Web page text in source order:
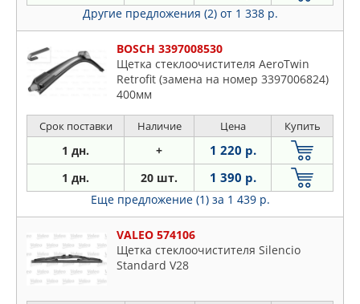
Другие предложения (2) от 1 338 р.
BOSCH 3397008530
Щетка стеклоочистителя AeroTwin
Retrofit (замена на номер 3397006824)
400мм
Срок поставки Наличие Цена Купить
1 дн. + 1 220 р.
1 дн. 20 шт. 1 390 р.
Еще предложение (1) за 1 439 р.
VALEO 574106
Щетка стеклоочистителя Silencio
Standard V28